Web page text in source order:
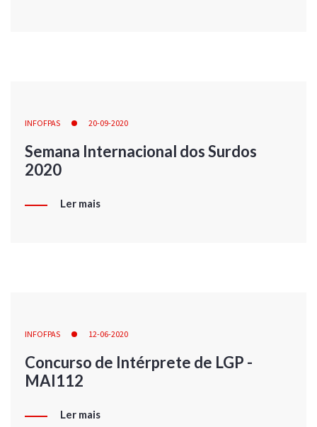
INFOFPAS 20-09-2020
Semana Internacional dos Surdos
2020
Ler mais
INFOFPAS 12-06-2020
Concurso de Intérprete de LGP -
MAI112
Ler mais